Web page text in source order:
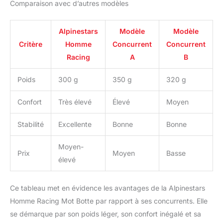
Comparaison avec d’autres modèles
Critère
Alpinestars
Homme
Racing
Modèle
Concurrent
A
Modèle
Concurrent
B
Poids 300 g 350 g 320 g
Confort Très élevé Élevé Moyen
Stabilité Excellente Bonne Bonne
Prix
Moyen-
élevé
Moyen Basse
Ce tableau met en évidence les avantages de la Alpinestars
Homme Racing Mot Botte par rapport à ses concurrents. Elle
se démarque par son poids léger, son confort inégalé et sa